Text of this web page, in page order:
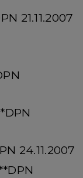
21.11.2007
24.11.2007